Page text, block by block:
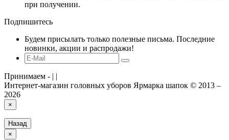
при получении.
Подпишитесь
Будем присылать только полезные письма. Последние
новинки, акции и распродажи!
Принимаем - | |
Интернет-магазин головных уборов Ярмарка шапок © 2013 –
2026
×
Назад
×